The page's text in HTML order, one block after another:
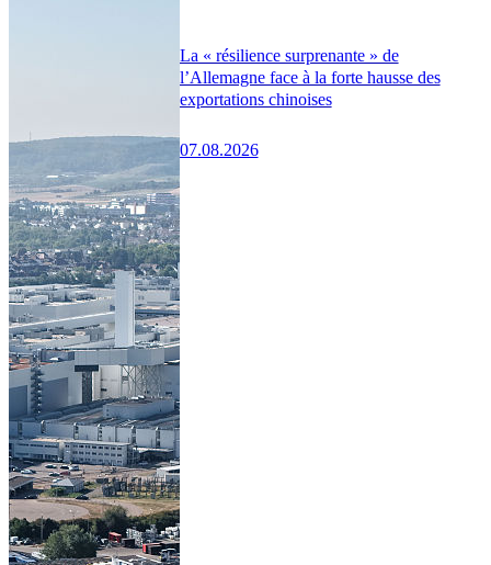
La « résilience surprenante » de
l’Allemagne face à la forte hausse des
exportations chinoises
07.08.2026